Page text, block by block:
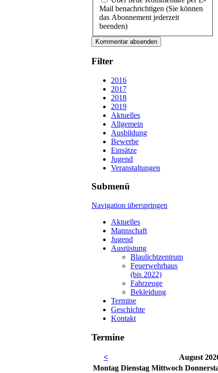
Mail benachrichtigen (Sie können
das Abonnement jederzeit
beenden)
Kommentar absenden
Filter
2016
2017
2018
2019
Aktuelles
Allgemein
Ausbildung
Bewerbe
Einsätze
Jugend
Veranstaltungen
Submenü
Navigation überspringen
Aktuelles
Mannschaft
Jugend
Ausrüstung
Blaulichtzentrum
Feuerwehrhaus
(bis 2022)
Fahrzeuge
Bekleidung
Termine
Geschichte
Kontakt
Termine
<
August
Montag Dienstag Mittwoch Do